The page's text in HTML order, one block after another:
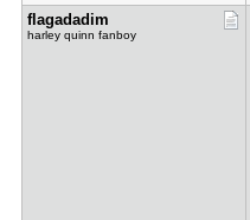
flagadadim
harley quinn fanboy